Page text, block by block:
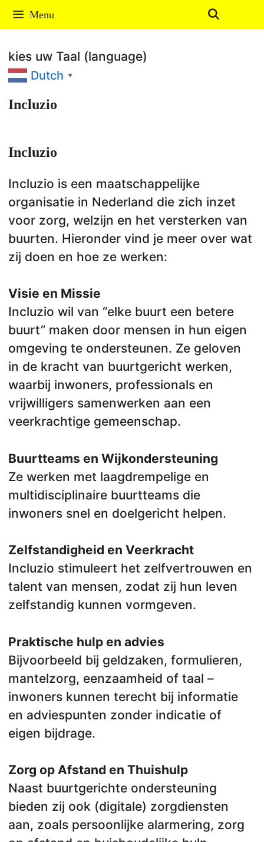
Ga
naar
inhoud
Menu
kies uw Taal (language)
Dutch ▼
Incluzio
Incluzio
Incluzio is een maatschappelijke
organisatie in Nederland die zich inzet
voor zorg, welzijn en het versterken van
buurten. Hieronder vind je meer over wat
zij doen en hoe ze werken:
Visie en Missie
Incluzio wil van “elke buurt een betere
buurt” maken door mensen in hun eigen
omgeving te ondersteunen. Ze geloven
in de kracht van buurtgericht werken,
waarbij inwoners, professionals en
vrijwilligers samenwerken aan een
veerkrachtige gemeenschap.
Buurtteams en Wijkondersteuning
Ze werken met laagdrempelige en
multidisciplinaire buurtteams die
inwoners snel en doelgericht helpen.
Zelfstandigheid en Veerkracht
Incluzio stimuleert het zelfvertrouwen en
talent van mensen, zodat zij hun leven
zelfstandig kunnen vormgeven.
Praktische hulp en advies
Bijvoorbeeld bij geldzaken, formulieren,
mantelzorg, eenzaamheid of taal –
inwoners kunnen terecht bij informatie
en adviespunten zonder indicatie of
eigen bijdrage.
Zorg op Afstand en Thuishulp
Naast buurtgerichte ondersteuning
bieden zij ook (digitale) zorgdiensten
aan, zoals persoonlijke alarmering, zorg